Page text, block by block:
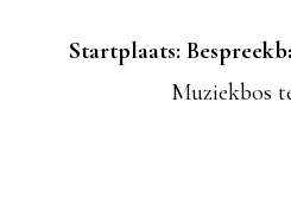
Startplaats:
Muziekbos